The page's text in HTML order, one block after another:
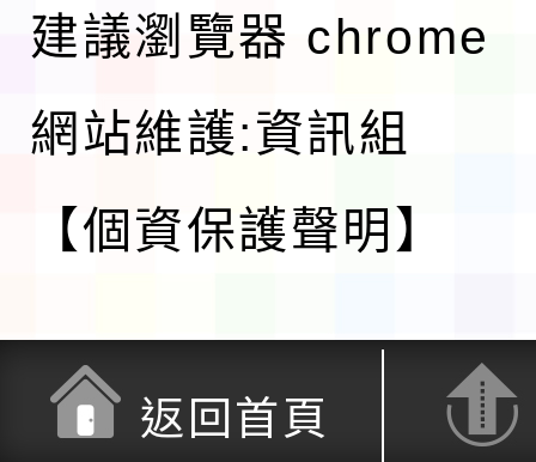
建議瀏覽器 chrome
網站維護:資訊組
【個資保護聲明】
返回首頁